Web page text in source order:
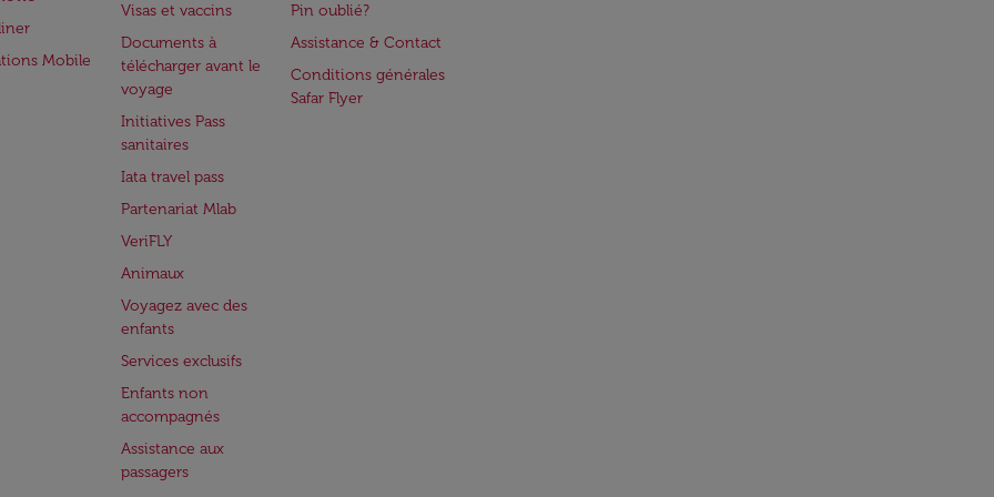
Mobile
Visas et vaccins
Documents à
télécharger avant le
voyage
Initiatives Pass
sanitaires
Iata travel pass
Partenariat Mlab
VeriFLY
Animaux
Voyagez avec des
enfants
Services exclusifs
Enfants non
accompagnés
Assistance aux
passagers
Pin oublié?
Assistance & Contact
Conditions générales
Safar Flyer